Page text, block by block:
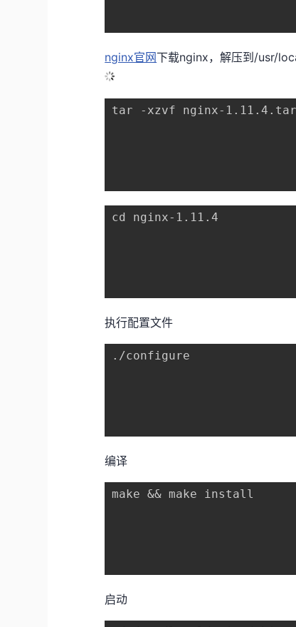
nginx官网下载nginx，解压到/usr/
tar -xzvf nginx-
cd nginx-1.11.4
执行配置文件
./configure
编译
make && make install
启动